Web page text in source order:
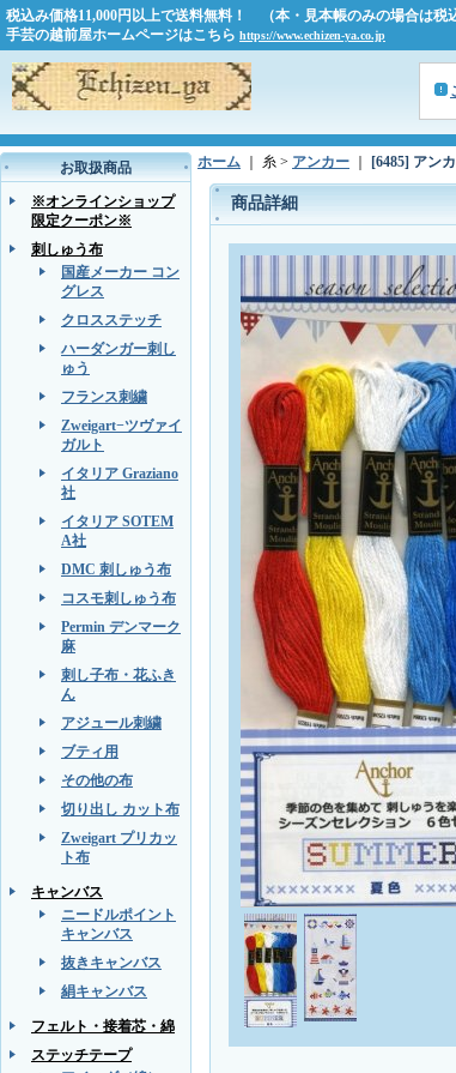
税込み価格11,000円以上で送料無料！ （本・見本帳のみの場合は税
手芸の越前屋ホームページはこちら https://www.echizen-ya.co.jp
お取扱商品
※オンラインショップ
限定クーポン※
刺しゅう布
国産メーカー コン
グレス
クロスステッチ
ハーダンガー刺し
ゅう
フランス刺繍
Zweigart−ツヴァイ
ガルト
イタリア Graziano
社
イタリア SOTEM
A社
DMC 刺しゅう布
コスモ刺しゅう布
Permin デンマーク
麻
刺し子布・花ふき
ん
アジュール刺繍
ブティ用
その他の布
切り出し カット布
Zweigart プリカッ
ト布
キャンバス
ニードルポイント
キャンバス
抜きキャンバス
絹キャンバス
フェルト・接着芯・綿
ステッチテープ
ホーム ｜ 糸 > アンカー [6485] アン
商品詳細